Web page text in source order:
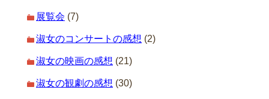
展覧会 (7)
淑女のコンサートの感想 (2)
淑女の映画の感想 (21)
淑女の観劇の感想 (30)